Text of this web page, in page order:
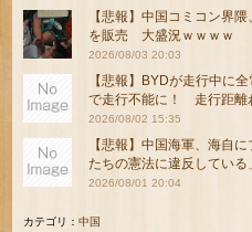
【悲報】中国コミコン界
を販売 大盛況ｗｗｗｗ
2026/08/03 20:03
【悲報】BYDが走行中に
で走行不能に！ 走行距離
2026/08/02 15:35
【悲報】中国海軍、海自
たちの憲法に違反している
2026/08/01 20:04
カテゴリ：中国